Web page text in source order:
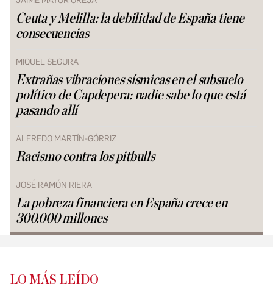
Ceuta y Melilla: la debilidad de España tiene
consecuencias
MIQUEL SEGURA
Extrañas vibraciones sísmicas en el subsuelo
político de Capdepera: nadie sabe lo que está
pasando allí
ALFREDO MARTÍN-GÓRRIZ
Racismo contra los pitbulls
JOSÉ RAMÓN RIERA
La pobreza financiera en España crece en
300.000 millones
LO MÁS LEÍDO